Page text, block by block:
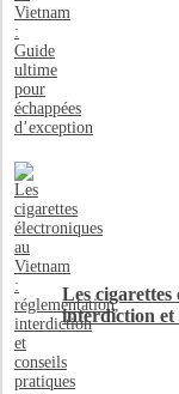
Les
interdiction et